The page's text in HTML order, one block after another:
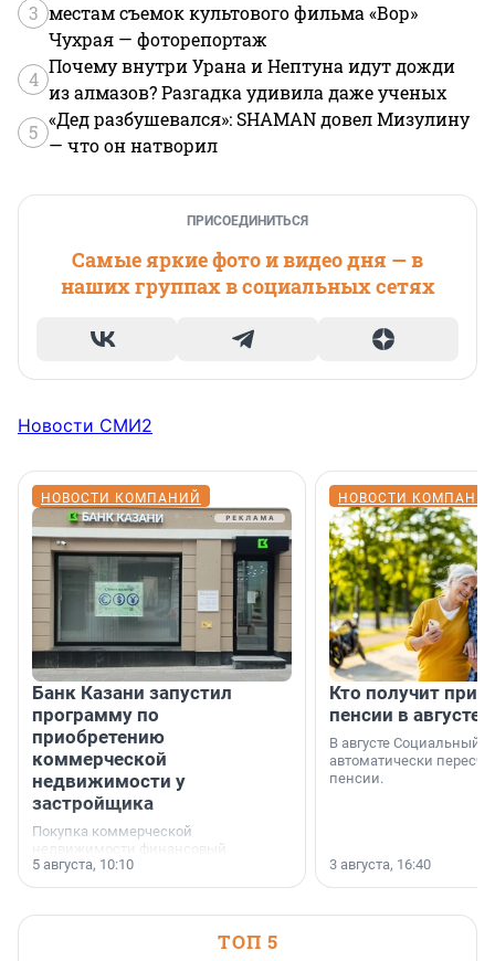
3 местам съемок культового фильма «Вор»
Чухрая — фоторепортаж
4
Почему внутри Урана и Нептуна идут дожди
из алмазов? Разгадка удивила даже ученых
5
«Дед разбушевался»: SHAMAN довел Мизулину
— что он натворил
ПРИСОЕДИНИТЬСЯ
Самые яркие фото и видео дня — в
наших группах в социальных сетях
Новости СМИ2
НОВОСТИ КОМПАНИЙ
Банк Казани запустил
программу по
приобретению
коммерческой
недвижимости у
застройщика
Покупка коммерческой
недвижимости финансовый
инструмент, доступный для многих
предпринимателей. Будь то новый
или готовый арендный бизнес —
успех сделки зависит от правильного
5 августа, 10:10
НОВОСТИ
Кто получит
пенсии в августе
В августе Социальный
автоматически
пенсии.
3 августа, 16:40
ТОП 5